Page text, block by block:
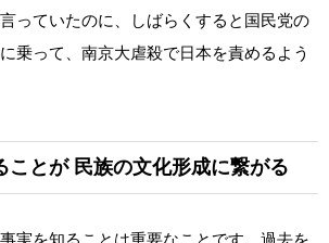
っていたのに、しばらくすると国民党の
乗って、南京大虐殺で日本を責めるよう
ことが民族の文化形成に繋がる